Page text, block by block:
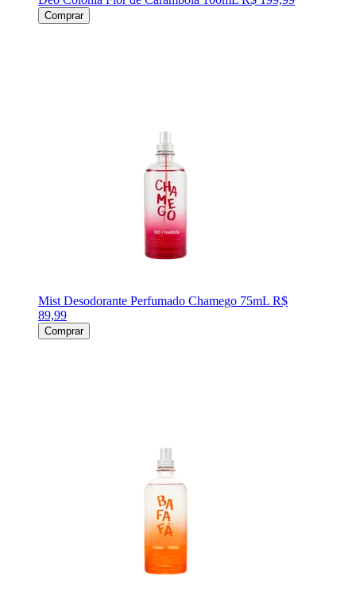
Comprar
Mist Desodorante Perfumado Chamego 75mL R$
89,99
Comprar